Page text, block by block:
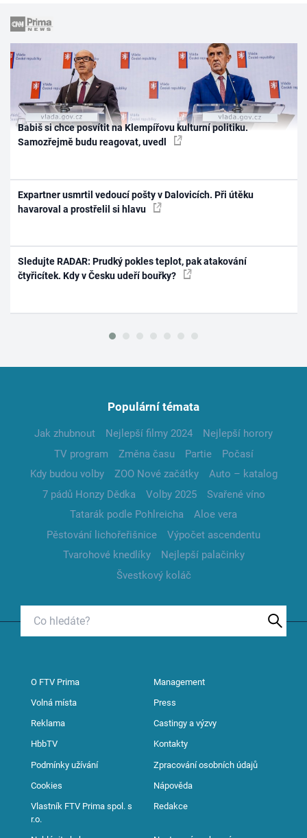
Babiš si chce posvítit na Klempířovu kulturní politiku.
Samozřejmě budu reagovat, uvedl
Expartner usmrtil vedoucí pošty v Dalovicích. Při útěku
havaroval a prostřelil si hlavu
Sledujte RADAR: Prudký pokles teplot, pak atakování
čtyřicítek. Kdy v Česku udeří bouřky?
Populární témata
Jak zhubnout Nejlepší filmy 2024
Nejlepší horory
TV program
Změna času Partie
Počasí
Kdy budou volby
ZOO Nové začátky
Auto – katalog
7 pádů Honzy Dědka
Volby 2025
Svařené víno
Tatarák podle Pohlreicha
Aloe vera
Pěstování lichořeřišnice
Výpočet ascendentu
Tvarohové knedlíky
Nejlepší palačinky
Švestkový koláč
O FTV Prima Management
Volná místa Press
Reklama Castingy a výzvy
HbbTV Kontakty
Podmínky užívání Zpracování osobních údajů
Cookies Nápověda
Vlastník FTV Prima spol. s
r.o.
Redakce